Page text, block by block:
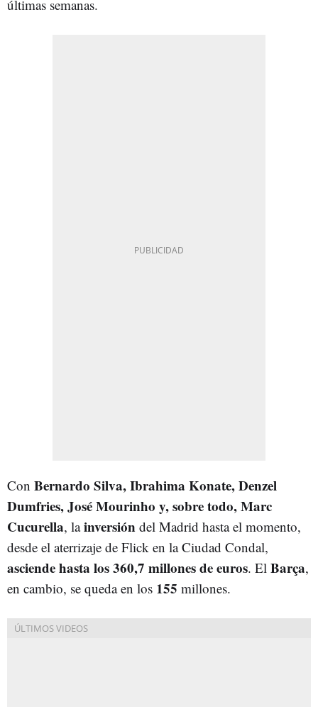
últimas semanas.
Con Bernardo Silva, Ibrahima Konate, Denzel
Dumfries, José Mourinho y, sobre todo, Marc
Cucurella, lainversión del Madrid hasta el momento,
desde el aterrizaje de Flick en la Ciudad Condal,
asciende hasta los 360,7 millones de euros. El Barça,
en cambio, se queda en los 155 millones.